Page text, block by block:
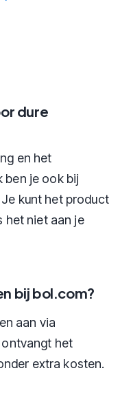
dure
en het
ben je ook bij
kunt het product
het niet aan je
bij bol.com?
aan via
het
extra kosten.